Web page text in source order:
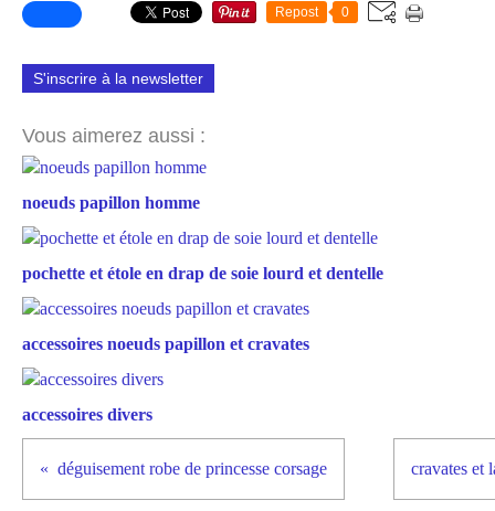
Repost 0
S'inscrire à la newsletter
Vous aimerez aussi :
noeuds papillon homme
pochette et étole en drap de soie lourd et dentelle
accessoires noeuds papillon et cravates
accessoires divers
déguisement robe de princesse corsage cravates et